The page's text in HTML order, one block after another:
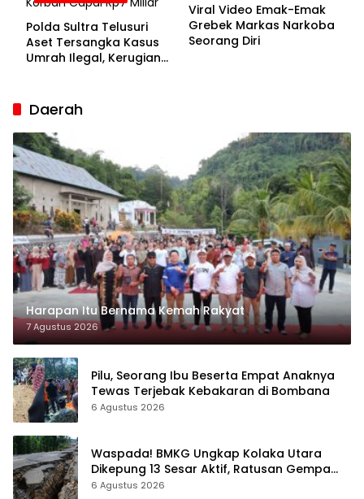
Polda Sultra Telusuri
Aset Tersangka Kasus
Umrah Ilegal, Kerugian
Viral Video Emak-Emak
Grebek Markas Narkoba
Seorang Diri
Daerah
Harapan Itu Bernama Kemah Rakyat
7 Agustus 2026
Pilu, Seorang Ibu Beserta Empat Anaknya
Tewas Terjebak Kebakaran di Bombana
6 Agustus 2026
Waspada! BMKG Ungkap Kolaka Utara
Dikepung 13 Sesar Aktif, Ratusan Gempa
Sudah Terekam
6 Agustus 2026